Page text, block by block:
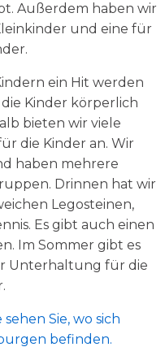
Außerdem haben wir
und eine für
ein Hit werden
die Kinder körperlich
bieten wir viele
die Kinder an. Wir
haben mehrere
Drinnen hat wir
Legosteinen,
Es gibt auch einen
Im Sommer gibt es
Unterhaltung für die
Sie, wo sich
befinden.